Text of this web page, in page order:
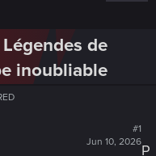
de
inoubliable
#1
Jun 10, 2026P